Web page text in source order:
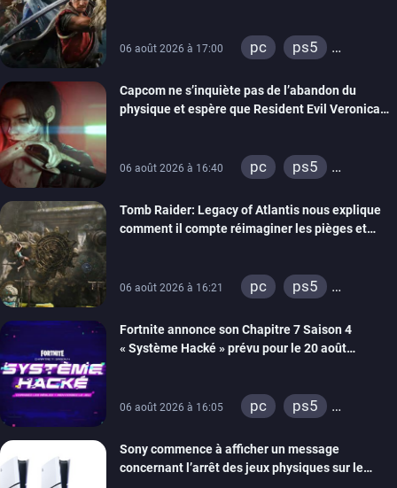
06 août 2026 à 17:00 pc
ps5
switch 2
Capcom ne s’inquiète pas de l’abandon du
physique et espère que Resident Evil Veronica
06 août 2026 à 16:40 pc
ps5
switch 2
Tomb Raider: Legacy of Atlantis nous explique
comment il compte réimaginer les pièges et
06 août 2026 à 16:21 pc
ps5
switch 2
Fortnite annonce son Chapitre 7 Saison 4
« Système Hacké » prévu pour le 20 août
06 août 2026 à 16:05 pc
ps5
switch
ios
android
ps4
Sony commence à afficher un message
concernant l’arrêt des jeux physiques sur le